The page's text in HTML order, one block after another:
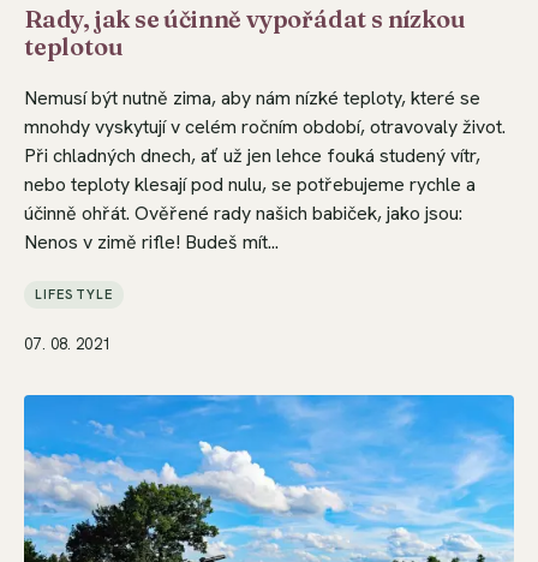
Rady, jak se účinně vypořádat s nízkou
teplotou
Nemusí být nutně zima, aby nám nízké teploty, které se
mnohdy vyskytují v celém ročním období, otravovaly život.
Při chladných dnech, ať už jen lehce fouká studený vítr,
nebo teploty klesají pod nulu, se potřebujeme rychle a
účinně ohřát. Ověřené rady našich babiček, jako jsou:
Nenos v zimě rifle! Budeš mít...
LIFESTYLE
07. 08. 2021